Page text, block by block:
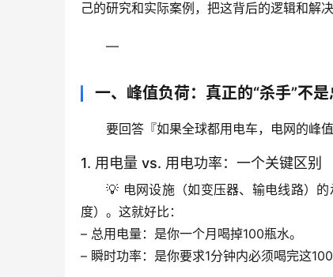
己的研究和实际案例，把这背后的逻辑和解
—
一、峰值负荷：真正的“杀手”不
要回答『如果全球都用电车，电网的峰
1. 用电量 vs. 用电功率：一个关键区别
💡 电网设施（如变压器、输电线路）
度）。这就好比：
– 总用电量 ：是你一个月喝掉100瓶水。
– 瞬时功率：是你要求1分钟内必须喝完这